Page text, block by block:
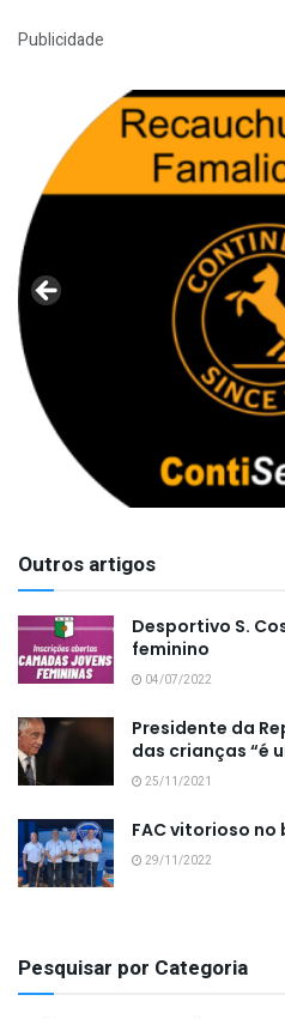
Publicidade
Outros artigos
Desportivo S.
feminino
04/07/2022
Presidente da
das crianças “é
25/11/2021
FAC vitorioso no
29/11/2022
Pesquisar por Categoria